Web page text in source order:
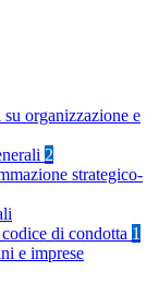
organizzazione e
2
strategico-
di condotta 1
e imprese